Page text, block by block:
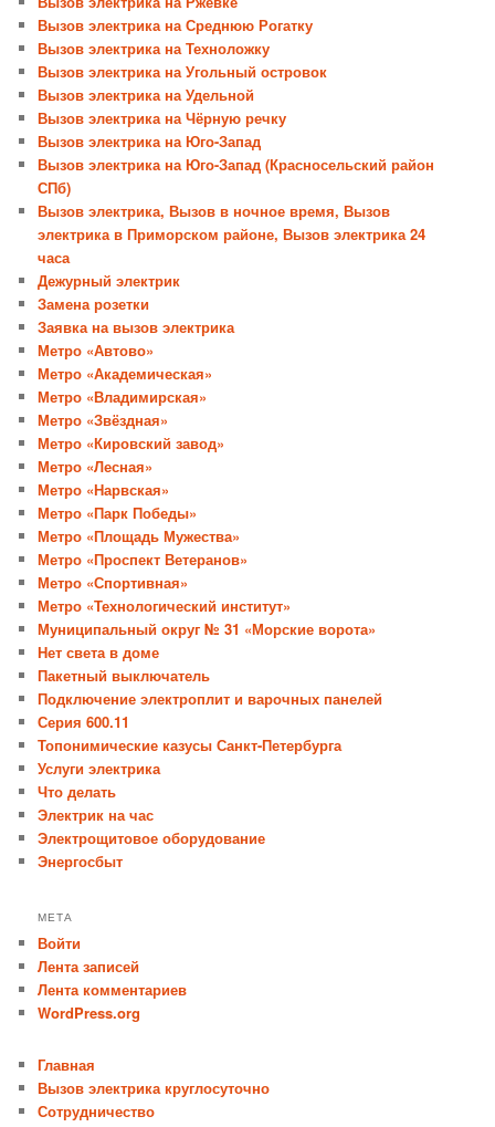
Вызов электрика на Среднюю Рогатку
Вызов электрика на Техноложку
Вызов электрика на Угольный островок
Вызов электрика на Удельной
Вызов электрика на Чёрную речку
Вызов электрика на Юго-Запад
Вызов электрика на Юго-Запад (Красносельский район
СПб)
Вызов электрика, Вызов в ночное время, Вызов
электрика в Приморском районе, Вызов электрика 24
часа
Дежурный электрик
Замена розетки
Заявка на вызов электрика
Метро «Автово»
Метро «Академическая»
Метро «Владимирская»
Метро «Звёздная»
Метро «Кировский завод»
Метро «Лесная»
Метро «Нарвская»
Метро «Парк Победы»
Метро «Площадь Мужества»
Метро «Проспект Ветеранов»
Метро «Спортивная»
Метро «Технологический институт»
Муниципальный округ № 31 «Морские ворота»
Нет света в доме
Пакетный выключатель
Подключение электроплит и варочных панелей
Серия 600.11
Топонимические казусы Санкт-Петербурга
Услуги электрика
Что делать
Электрик на час
Электрощитовое оборудование
Энергосбыт
МЕТА
Войти
Лента записей
Лента комментариев
WordPress.org
Главная
Вызов электрика круглосуточно
Сотрудничество